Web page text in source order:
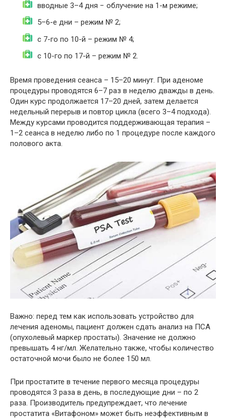
вводные 3–4 дня − облучение на 1-м режиме;
5–6-е дни – режим № 2;
с 7-го по 10-й – режим № 4;
с 10-го по 17-й – режим № 2.
Время проведения сеанса – 15–20 минут. При аденоме
процедуры проводятся 6–7 раз в неделю дважды в день.
Один курс продолжается 17–20 дней, затем делается
недельный перерыв и повтор цикла (всего 3–4 подхода).
Между курсами проводится поддерживающая терапия –
1–2 сеанса в неделю либо по 1 процедуре после каждого
полового акта.
Важно: перед тем как использовать устройство для
лечения аденомы, пациент должен сдать анализ на ПСА
(опухолевый маркер простаты). Значение не должно
превышать 4 нг/мл. Желательно также, чтобы количество
остаточной мочи было не более 150 мл.
При простатите в течение первого месяца процедуры
проводятся 3 раза в день, в последующие дни – по 2
раза. Производитель предупреждает, что лечение
простатита «Витафоном» может быть неэффективным в